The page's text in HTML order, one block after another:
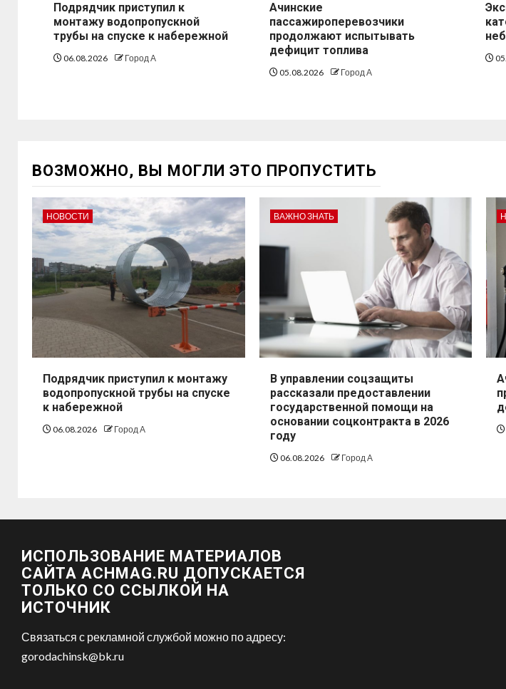
Подрядчик приступил к
монтажу водопропускной
трубы на спуске к набережной
06.08.2026 Город А
Ачинские
пассажироперевозчики
продолжают испытывать
дефицит топлива
05.08.2026 Город А
ВОЗМОЖНО, ВЫ МОГЛИ ЭТО ПРОПУСТИТЬ
НОВОСТИ
Подрядчик приступил к монтажу
водопропускной трубы на спуске
к набережной
06.08.2026 Город А
ВАЖНО ЗНАТЬ
В управлении соцзащиты
рассказали предоставлении
государственной помощи на
основании соцконтракта в 2026
году
06.08.2026 Город А
ИСПОЛЬЗОВАНИЕ МАТЕРИАЛОВ
САЙТА ACHMAG.RU ДОПУСКАЕТСЯ
ТОЛЬКО СО ССЫЛКОЙ НА
ИСТОЧНИК
Связаться с рекламной службой можно по адресу:
gorodachinsk@bk.ru